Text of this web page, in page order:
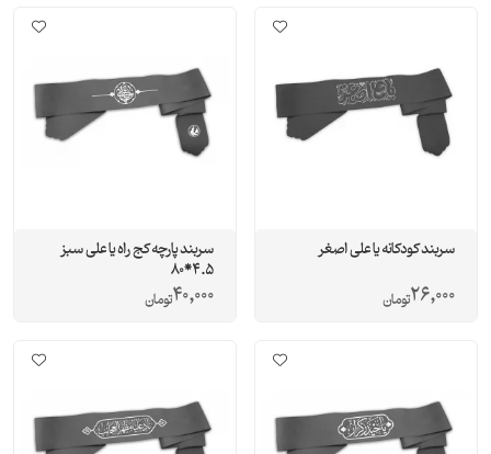
سربند کودکانه یا علی اصغر
26,000تومان
سربند پارچه کج راه یا علی سبز
4.5*80
40,000تومان